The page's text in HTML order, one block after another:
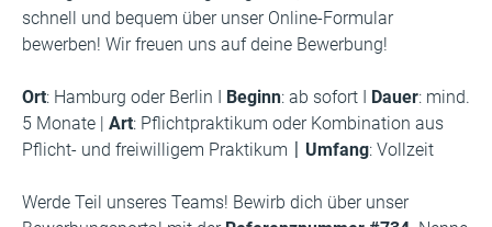
schnell und bequem über unser Online-Formular
bewerben! Wir freuen uns auf deine Bewerbung!
Ort: Hamburg oder Berlin I Beginn: ab sofort I Dauer: mind.
5 Monate | Art: Pflichtpraktikum oder Kombination aus
Pflicht- und freiwilligem Praktikum〡 Umfang: Vollzeit
Werde Teil unseres Teams! Bewirb dich über unser